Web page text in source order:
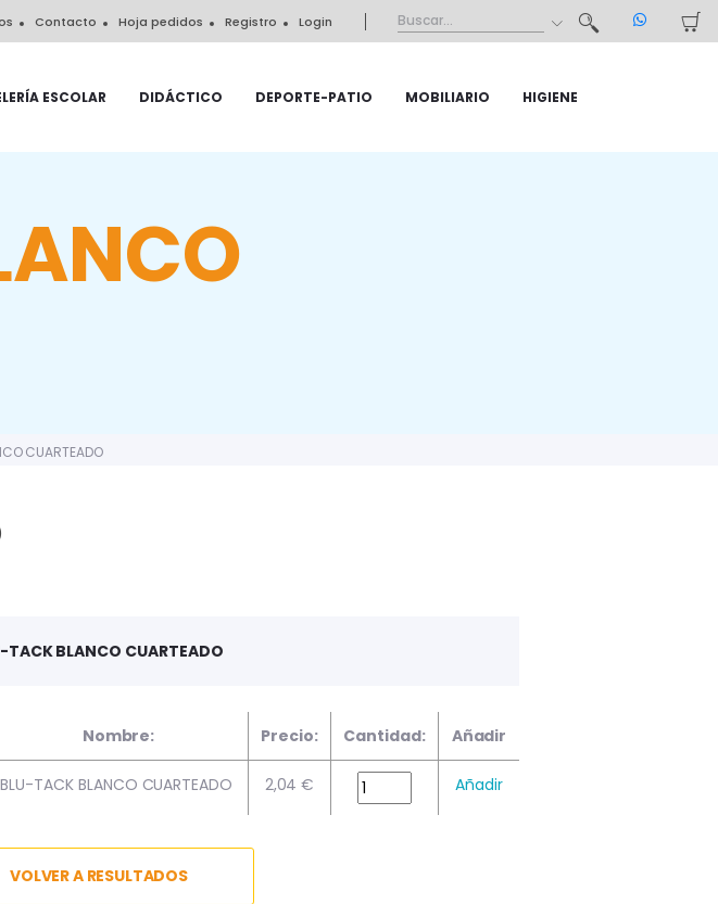
Contacto Hoja pedidos Registro Login
ESCOLAR DIDÁCTICO DEPORTE-PATIO MOBILIARIO HIGIENE
CUARTEADO
TACK BLANCO CUARTEADO
Nombre: Precio: Cantidad: Añadir
BLU-TACK BLANCO CUARTEADO 2,04 € Añadir
VOLVER A RESULTADOS